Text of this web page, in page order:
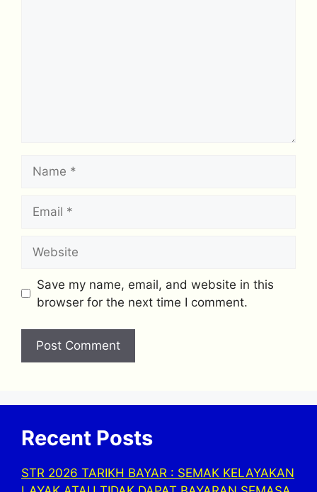
Save my name, email, and website in this
browser for the next time I comment.
Recent Posts
STR 2026 TARIKH BAYAR : SEMAK KELAYAKAN